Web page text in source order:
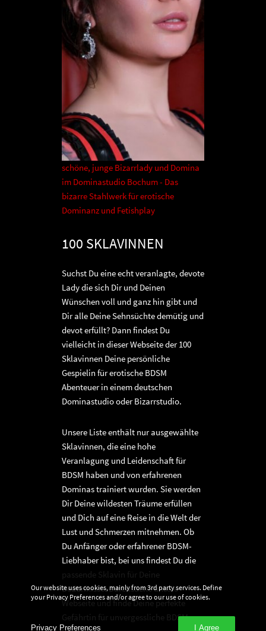
schöne, junge Bizarrlady und Domina
im Dominastudio Bochum - Das
bizarre Stahlwerk für erotische
Dominanz und Fetishplay
100 SKLAVINNEN
Suchst Du eine echt veranlagte, devote
Lady die sich Dir und Deinen
Wünschen voll und ganz hin gibt und
Dir alle Deine Sehnsüchte demütig und
devot erfüllt? Dann findest Du
vielleicht in dieser Webseite der 100
Sklavinnen Deine persönliche
Gespielin für erotische BDSM
Abenteuer in einem deutschen
Dominastudio oder Bizarrstudio.
Unsere Liste enthält nur ausgewählte
Sklavinnen, die eine hohe
Veranlagung und Leidenschaft für
BDSM haben und von erfahrenen
Dominas trainiert wurden. Sie werden
Dir Deine wildesten Träume erfüllen
und Dich auf eine Reise in die Welt der
Lust und Schmerzen mitnehmen. Ob
Du Anfänger oder erfahrener BDSM-
Liebhaber bist, bei uns findest Du die
passende Sklavin für Deine
Bedürfnisse. Durchsuche unsere
Webseite und finde Deine perfekte
Gefährtin für unvergessliche BDSM-
Our website uses cookies, mainly from 3rd party services. Define
your Privacy Preferences and/or agree to our use of cookies.
Privacy Preferences I Agree